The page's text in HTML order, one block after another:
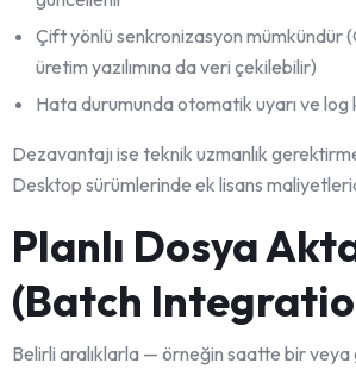
Çift yönlü senkronizasyon mümkündür
üretim yazılımına da veri çekilebilir)
Hata durumunda otomatik uyarı ve log
Dezavantajı ise teknik uzmanlık
Desktop sürümlerinde ek lisans
Planlı Dosya
(Batch
Belirli aralıklarla — örneğin saatte bir